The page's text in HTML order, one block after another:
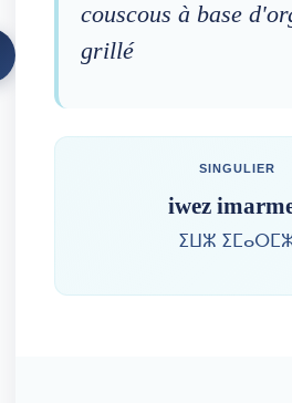
couscous à base
grillé
SINGULIER
iwez
ⵉⵡⵣ